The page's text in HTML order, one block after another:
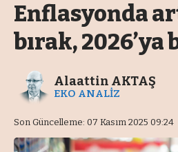
Enflasyonda
bırak, 2026’ya
Son Güncelleme: 07 Kasım 2025 09:24
Alaattin AKTAŞ
EKO ANALİZ